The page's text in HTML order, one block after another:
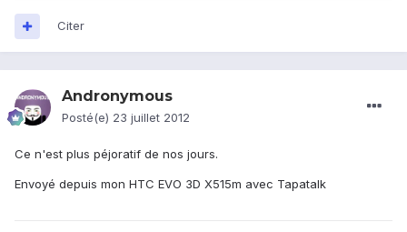
Citer
Andronymous
Posté(e) 23 juillet 2012
Ce n'est plus péjoratif de nos jours.
Envoyé depuis mon HTC EVO 3D X515m avec Tapatalk